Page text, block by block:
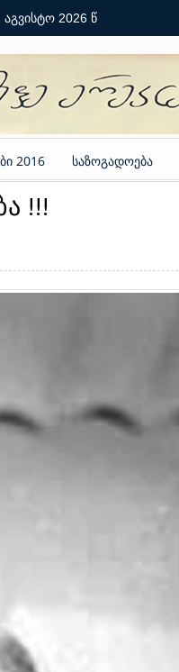
აგვისტო 2026 წ
2016 საზოგადოება
!!!